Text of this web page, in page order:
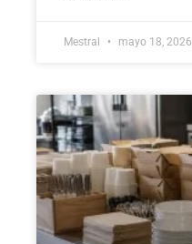
Mestral mayo 18, 2026